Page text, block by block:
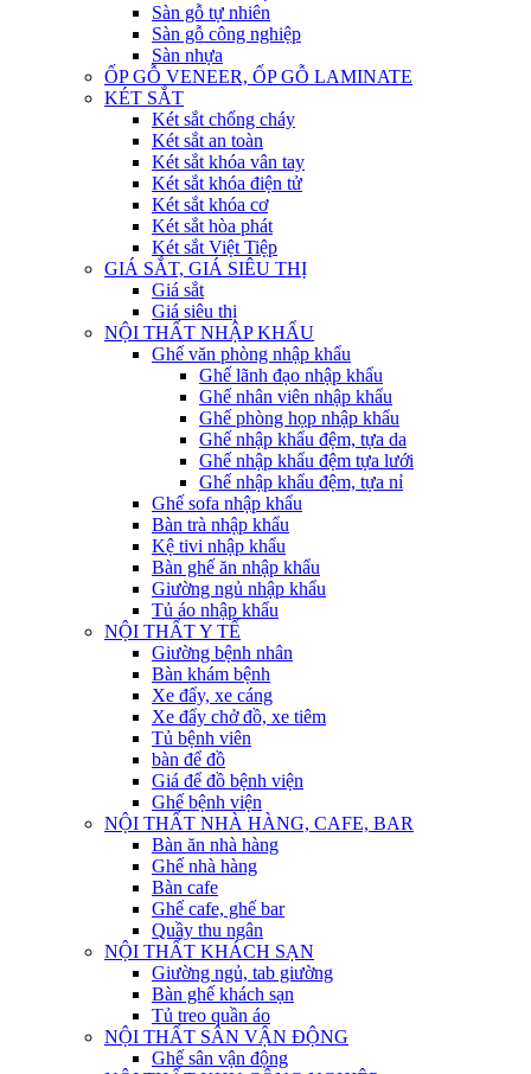
Sàn gỗ tự nhiên
Sàn gỗ công nghiệp
Sàn nhựa
ỐP GỖ VENEER, ỐP GỖ LAMINATE
KÉT SẮT
Két sắt chống cháy
Két sắt an toàn
Két sắt khóa vân tay
Két sắt khóa điện tử
Két sắt khóa cơ
Két sắt hòa phát
Két sắt Việt Tiệp
GIÁ SẮT, GIÁ SIÊU THỊ
Giá sắt
Giá siêu thị
NỘI THẤT NHẬP KHẨU
Ghế văn phòng nhập khẩu
Ghế lãnh đạo nhập khẩu
Ghế nhân viên nhập khẩu
Ghế phòng họp nhập khẩu
Ghế nhập khẩu đệm, tựa da
Ghế nhập khẩu đệm tựa lưới
Ghế nhập khẩu đệm, tựa nỉ
Ghế sofa nhập khẩu
Bàn trà nhập khẩu
Kệ tivi nhập khẩu
Bàn ghế ăn nhập khẩu
Giường ngủ nhập khẩu
Tủ áo nhập khẩu
NỘI THẤT Y TẾ
Giường bệnh nhân
Bàn khám bệnh
Xe đẩy, xe cáng
Xe đẩy chở đồ, xe tiêm
Tủ bệnh viên
bàn để đồ
Giá để đồ bệnh viện
Ghế bệnh viện
NỘI THẤT NHÀ HÀNG, CAFE, BAR
Bàn ăn nhà hàng
Ghế nhà hàng
Bàn cafe
Ghế cafe, ghế bar
Quầy thu ngân
NỘI THẤT KHÁCH SẠN
Giường ngủ, tab giường
Bàn ghế khách sạn
Tủ treo quần áo
NỘI THẤT SÂN VẬN ĐỘNG
Ghế sân vận động